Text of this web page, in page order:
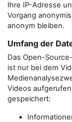
Ihre IP-Adresse
Vorgang
anonym bleiben.
Umfang der
Das Open-
ist nur bei dem
Videos
gespeichert: